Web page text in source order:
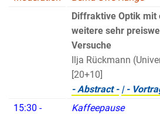
Diffraktive Optik mit
weitere sehr
Versuche
Ilja Rückmann
[20+10]
- Abstract - | -
15:30 -
Kaffeepause